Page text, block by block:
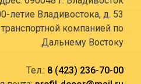
летие Владивостока, д. 53
компанией по
Дальнему Востоку
Тел.: 8 (423) 236-70-00